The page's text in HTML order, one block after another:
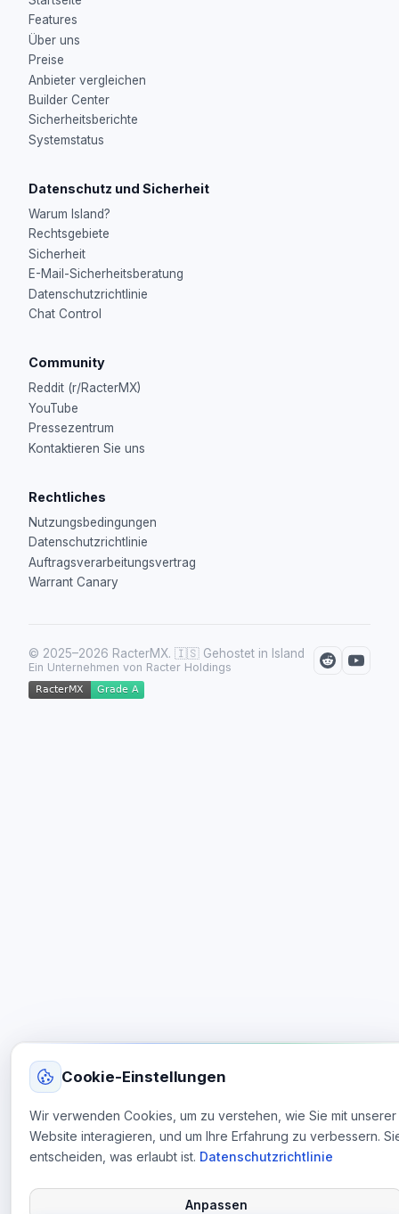
Features
Über uns
Preise
Anbieter vergleichen
Builder Center
Sicherheitsberichte
Systemstatus
Datenschutz und Sicherheit
Warum Island?
Rechtsgebiete
Sicherheit
E-Mail-Sicherheitsberatung
Datenschutzrichtlinie
Chat Control
Community
Reddit (r/RacterMX)
YouTube
Pressezentrum
Kontaktieren Sie uns
Rechtliches
Nutzungsbedingungen
Datenschutzrichtlinie
Auftragsverarbeitungsvertrag
Warrant Canary
© 2025–2026 RacterMX. 🇮🇸 Gehostet in Island
Ein Unternehmen von Racter Holdings
Cookie-Einstellungen
Wir verwenden Cookies, um zu verstehen, wie Sie mit unserer
Website interagieren, und um Ihre Erfahrung zu verbessern.
entscheiden, was erlaubt ist. Datenschutzrichtlinie
Anpassen